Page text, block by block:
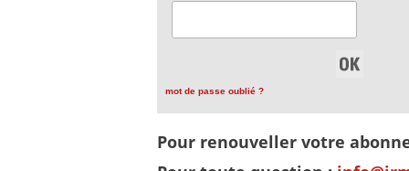
mot de passe oublié ?
Pour renouveller votre